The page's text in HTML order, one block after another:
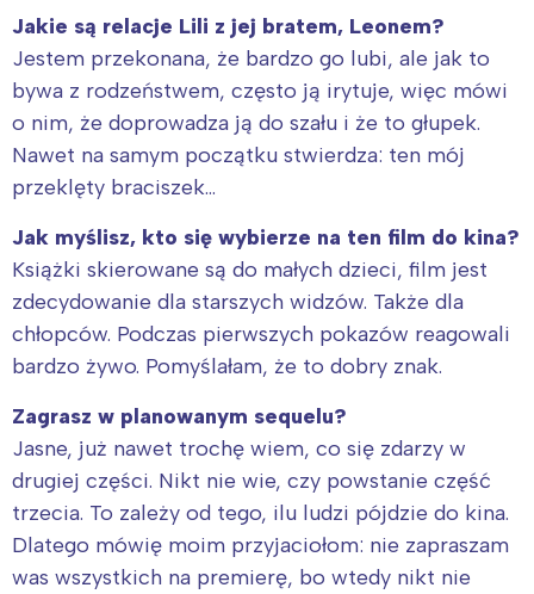
Jakie są relacje Lili z jej bratem, Leonem?
Jestem przekonana, że bardzo go lubi, ale jak to
bywa z rodzeństwem, często ją irytuje, więc mówi
o nim, że doprowadza ją do szału i że to głupek.
Nawet na samym początku stwierdza: ten mój
przeklęty braciszek…
Jak myślisz, kto się wybierze na ten film do kina?
Książki skierowane są do małych dzieci, film jest
zdecydowanie dla starszych widzów. Także dla
chłopców. Podczas pierwszych pokazów reagowali
bardzo żywo. Pomyślałam, że to dobry znak.
Zagrasz w planowanym sequelu?
Jasne, już nawet trochę wiem, co się zdarzy w
drugiej części. Nikt nie wie, czy powstanie część
trzecia. To zależy od tego, ilu ludzi pójdzie do kina.
Dlatego mówię moim przyjaciołom: nie zapraszam
was wszystkich na premierę, bo wtedy nikt nie
Interesują mnie wydarzenia z
tego regionu:
Warszawa Śląsk